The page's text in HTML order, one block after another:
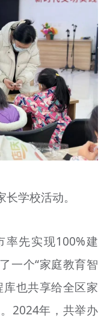
学校活动。
先实现100%建
一个“家庭教育智
也共享给全区家
2024年，共举办